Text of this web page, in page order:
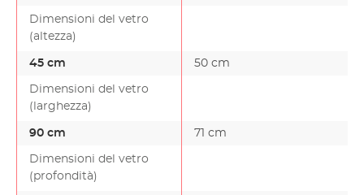
Dimensioni del vetro
(altezza)
45 cm 50 cm
Dimensioni del vetro
(larghezza)
90 cm 71 cm
Dimensioni del vetro
(profondità)